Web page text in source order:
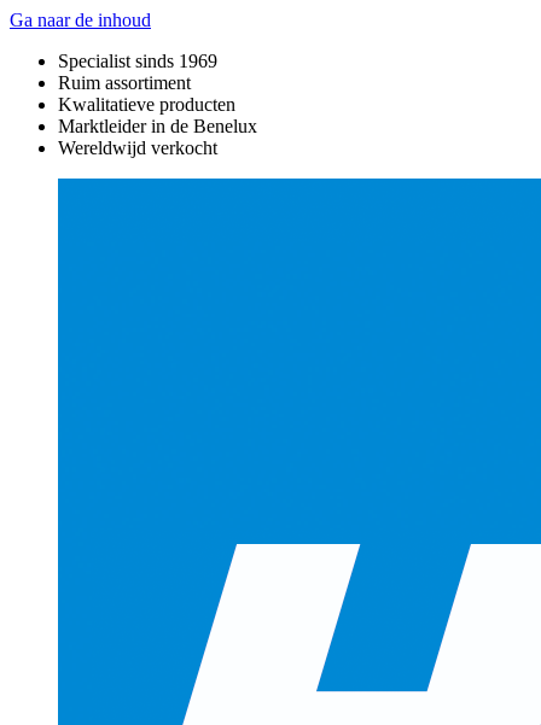
Ga naar de inhoud
Specialist sinds 1969
Ruim assortiment
Kwalitatieve producten
Marktleider in de Benelux
Wereldwijd verkocht